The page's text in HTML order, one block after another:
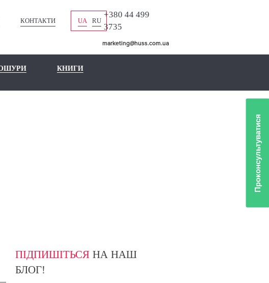
КОНТАКТИ UA RU
+380 44 499
3735
marketing@huss.com.ua
КНИГИ
ПІДПИШІТЬСЯ НА НАШ
БЛОГ!
Проконсультуватися